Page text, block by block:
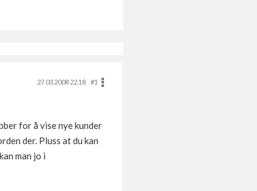
27.03.2008 22.18
#1
for å vise nye kunder
der. Pluss at du kan
man jo i